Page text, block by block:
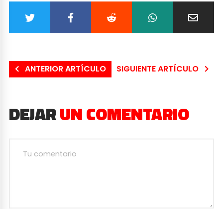
ANTERIOR ARTÍCULO SIGUIENTE ARTÍCULO
DEJARUN COMENTARIO